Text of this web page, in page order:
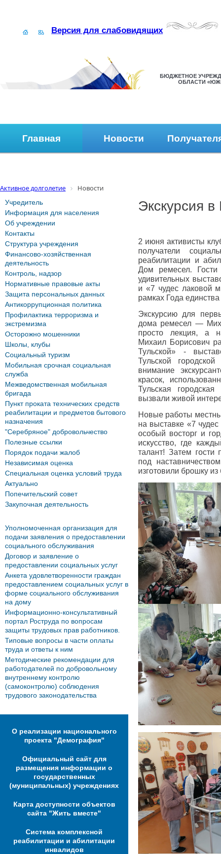
Версия для слабовидящих
БЮДЖЕТНОЕ
ОБЛАСТИ
Главная Новости
Активное долголетие Новости
Экскурсия
2 июня активисты
получатели
реабилитации и
Дом ремесел. Гости
удивительных
и «7 чудес лаковой
рамках Года
Экскурсию для
дома ремесел —
просто лекция, а
Михаил Борисович
Тульской» -
Тульской
внимание
красок,
Тульская
вызвали живой
Новые работы
на выставке «7
особый восторг и
искусство, где
талант! Затем гости
под
изготовили брошку из
Учредитель
Информация для населения
Об учреждении
Контакты
Структура учреждения
Финансово-хозяйственная
деятельность
Контроль, надзор
Нормативные правовые акты
Защита персональных данных
Антикоррупционная политика
Профилактика терроризма и
экстремизма
Осторожно мошенники
Школы, клубы
Социальный туризм
Мобильная срочная социальная
служба
Межведомственная мобильная
бригада
Пункт проката технических средств
реабилитации и предметов бытового
назначения
"Серебряное" добровольчество
Полезные ссылки
Порядок подачи жалоб
Независимая оценка
Специальная оценка условий труда
Актуально
Попечительский совет
Закупочная деятельность
Уполномоченная организация для
подачи заявления о предоставлении
социального обслуживания
Договор и заявление о
предоставлении социальных услуг
Анкета удовлетворенности граждан
предоставлением социальных услуг в
форме социального обслуживания
на дому
Информационно-консультативный
портал Роструда по вопросам
защиты трудовых прав работников.
Типовые вопросы в части оплаты
труда и ответы к ним
Методические рекомендации для
работодателей по добровольному
внутреннему контролю
(самоконтролю) соблюдения
трудового законодательства
О реализации национального
проекта "Демография"
Официальный сайт для
размещения информации о
государственных
(муниципальных) учреждениях
Карта доступности объектов
сайта "Жить вместе"
Система комплексной
реабилитации и абилитации
инвалидов